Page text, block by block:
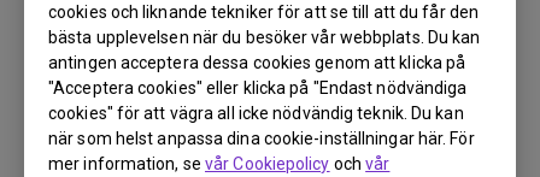
cookies och liknande tekniker för att se till att du får den
bästa upplevelsen när du besöker vår webbplats. Du kan
antingen acceptera dessa cookies genom att klicka på
"Acceptera cookies" eller klicka på "Endast nödvändiga
cookies" för att vägra all icke nödvändig teknik. Du kan
när som helst anpassa dina cookie-inställningar här. För
mer information, se vår Cookiepolicy ochvår
Inga relaterade vanliga
frågor